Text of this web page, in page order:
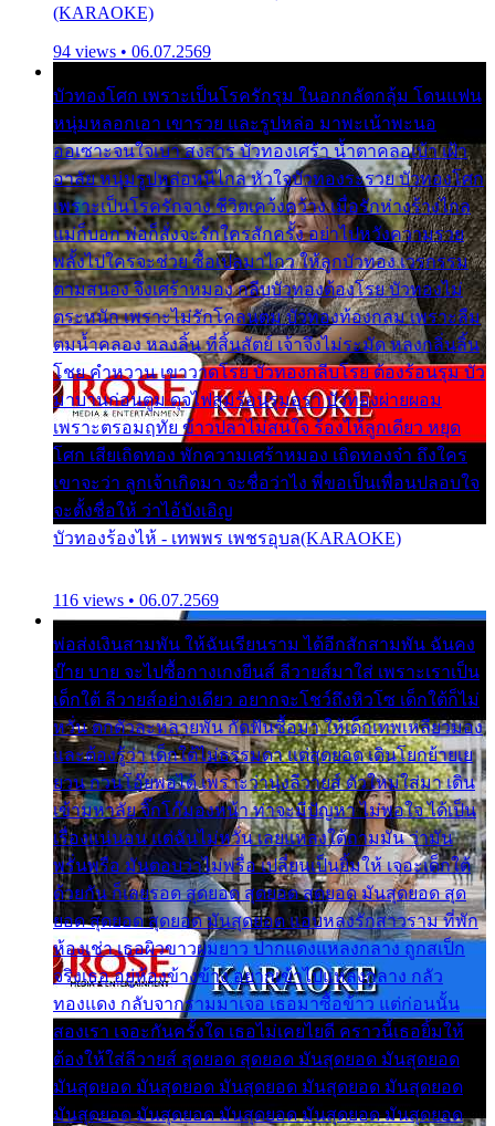
(KARAOKE)
94 views • 06.07.2569
บัวทองโศก เพราะเป็นโรครักรุม ในอกกลัดกลุ้ม โดนแฟน
หนุ่มหลอกเอา เขารวย และรูปหล่อ มาพะเน้าพะนอ
ออเซาะจนใจเบา สงสาร บัวทองเศร้า น้ำตาคลอเบ้า เฝ้า
อาลัย หนุ่มรูปหล่อหนีไกล หัวใจบัวทองระรวย บัวทองโศก
เพราะเป็นโรครักจาง ชีวิตเคว้งคว้าง เมื่อรักห่างร้างไกล
แม่ก็บอก พ่อก็สั่งจะรักใครสักครั้ง อย่าไปหวังความรวย
พลั้งไปใครจะช่วย ซื้อเปลมาไกว ให้ลูกบัวทอง เวรกรรม
ตามสนอง จึงเศร้าหมอง กลีบบัวทองต้องโรย บัวทองไม่
ตระหนัก เพราะไม่รักโคลนตม บัวทองท้องกลม เพราะลืม
ตมน้ำคลอง หลงลิ้น ที่สิ้นสัตย์ เจ้าจึงไม่ระมัด หลงกลิ่นลิ้น
โชย คำหวาน เขาวาดโรย บัวทองกลีบโรย ต้องร้อนรุม บัว
มาบานก่อนตูม ดุจไฟสุมร้อนรุมอุรา บัวทองผ่ายผอม
เพราะตรอมฤทัย ข้าวปลาไม่สนใจ ร้องไห้ลูกเดียว หยุด
โศก เสียเถิดทอง พักความเศร้าหมอง เถิดทองจ๋า ถึงใคร
เขาจะว่า ลูกเจ้าเกิดมา จะชื่อว่าไง พี่ขอเป็นเพื่อนปลอบใจ
จะตั้งชื่อให้ ว่าไอ้บังเอิญ
บัวทองร้องไห้ - เทพพร เพชรอุบล(KARAOKE)
116 views • 06.07.2569
พ่อส่งเงินสามพัน ให้ฉันเรียนราม ได้อีกสักสามพัน ฉันคง
บ๊าย บาย จะไปซื้อกางเกงยีนส์ ลีวายส์มาใส่ เพราะเราเป็น
เด็กใต้ ลีวายส์อย่างเดียว อยากจะโชว์ถึงหิวโซ เด็กใต้ก็ไม่
หวั่น ตกตัวละหลายพัน กัดฟันซื้อมา ให้เด็กเทพเหลียวมอง
และต้องรู้ว่า เด็กใต้ไม่ธรรมดา แต่สุดยอด เดินโยกย้ายเย
ยวน กวนโอ๊ยพอได้ เพราะว่านุ่งลีวายส์ ตัวใหม่ใส่มา เดิน
เข้ามหาลัย จิ๊กโก๊มองหน้า ท่าจะมีปัญหา ไม่พอใจ ได้เป็น
เรื่องแน่นอน แต่ฉันไม่หวั่น เลยแหลงใต้ถามมัน ว่ามัน
พรั่นพรือ มันตอบว่าไม่พรื่อ เปลี่ยนเป็นยิ้มให้ เจอะเด็กใต้
ด้วยกัน ก็เลยรอด สุดยอด สุดยอด สุดยอด มันสุดยอด สุด
ยอด สุดยอด สุดยอด มันสุดยอด แอบหลงรักสาวราม ที่พัก
ห้องเช่า เธอผิวขาวผมยาว ปากแดงแหลงกลาง ถูกสเป็ก
จริงเธอ อยู่ห้องข้างข้าง อยากเข้าไปแหลงกลาง กลัว
ทองแดง กลับจากรามมาเจอ เธอมาซื้อข้าว แต่ก่อนนั้น
สองเรา เจอะกันครั้งใด เธอไม่เคยไยดี คราวนี้เธอยิ้มให้
ต้องให้ใส่ลีวายส์ สุดยอด สุดยอด มันสุดยอด มันสุดยอด
มันสุดยอด มันสุดยอด มันสุดยอด มันสุดยอด มันสุดยอด
มันสุดยอด มันสุดยอด มันสุดยอด มันสุดยอด มันสุดยอด